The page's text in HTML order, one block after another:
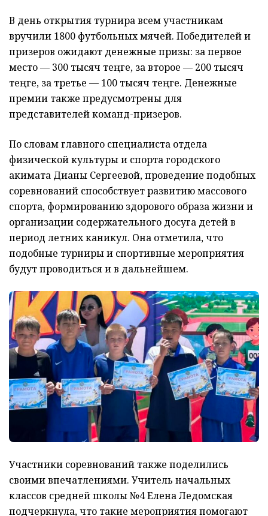
В день открытия турнира всем участникам
вручили 1800 футбольных мячей. Победителей и
призеров ожидают денежные призы: за первое
место — 300 тысяч теңге, за второе — 200 тысяч
теңге, за третье — 100 тысяч теңге. Денежные
премии также предусмотрены для
представителей команд-призеров.
По словам главного специалиста отдела
физической культуры и спорта городского
акимата Дианы Сергеевой, проведение подобных
соревнований способствует развитию массового
спорта, формированию здорового образа жизни и
организации содержательного досуга детей в
период летних каникул. Она отметила, что
подобные турниры и спортивные мероприятия
будут проводиться и в дальнейшем.
Участники соревнований также поделились
своими впечатлениями. Учитель начальных
классов средней школы №4 Елена Ледомская
подчеркнула, что такие мероприятия помогают